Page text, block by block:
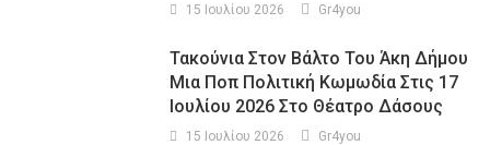
15 Ιουλίου 2026 Gr4you
Τακούνια Στον Βάλτο Του Άκη Δήμου
Μια Ποπ Πολιτική Κωμωδία Στις 17
Ιουλίου 2026 Στο Θέατρο Δάσους
15 Ιουλίου 2026 Gr4you